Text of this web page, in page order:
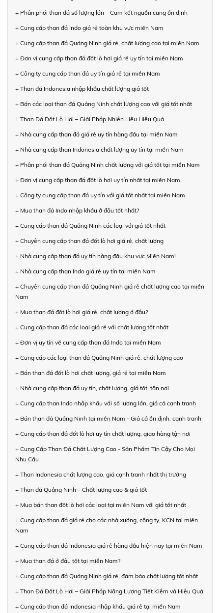
+ Phân phối than đá số lượng lớn – Cam kết nguồn cung ổn định
+ Cung cấp than đá Indo giá rẻ toàn khu vực miền Nam
+ Cung cấp than đá Quảng Ninh giá rẻ, chất lượng cao tại miền Nam
+ Đơn vị cung cấp than đá đốt lò hơi giá rẻ uy tín tại miền Nam
+ Công ty cung cấp than đá uy tín giá rẻ tại miền Nam
+ Than đá Indonesia nhập khẩu chất lượng giá tốt
+ Bán các loại than đá Quảng Ninh chất lượng cao với giá tốt nhất
+ Than Đá Đốt Lò Hơi – Giải Pháp Nhiên Liệu Hiệu Quả
+ Nhà cung cấp than đá giá rẻ uy tín hàng đầu tại miền Nam
+ Nhà cung cấp than Indonesia chất lượng uy tín tại miền Nam
+ Phân phối than đá Quảng Ninh chất lượng với giá tốt tại miền Nam
+ Đơn vị cung cấp than đá đốt lò hơi uy tín nhất tại miền Nam
+ Công ty cung cấp than đá uy tín với giá tốt nhất tại miền Nam
+ Mua than đá Indo nhập khẩu ở đâu tốt nhất?
+ Cung cấp than đá Quảng Ninh các loại với giá tốt nhất
+ Chuyên cung cấp than đá đốt lò hơi giá rẻ, chất lượng
+ Nhà cung cấp than đá uy tín hàng đầu khu vực Miền Nam!
+ Nhà cung cấp than Indo giá rẻ uy tín tại miền Nam
+ Chuyên cung cấp than đá Quảng Ninh giá rẻ chất lượng cao tại miền
Nam
+ Mua than đá đốt lò hơi giá rẻ, chất lượng ở đâu?
+ Cung cấp than đá các loại giá rẻ với chất lượng tốt nhất
+ Đơn vị uy tín về cung cấp than đá Indo tại miền Nam
+ Cung cấp các loại than đá Quảng Ninh giá rẻ, chất lượng cao
+ Bán than đá đốt lò hơi chất lượng, giá rẻ tại miền Nam
+ Nhà cung cấp than đá uy tín, chất lượng, giá tốt, tận nơi
+ Cung cấp than Indo nhập khẩu với số lượng lớn, giá cả cạnh tranh
+ Bán than đá Quảng Ninh tại miền Nam - Giá cả ổn định, cạnh tranh
+ Cung cấp than đá đốt lò hơi uy tín chất lượng, giao hàng tận nơi
+ Cung Cấp Than Đá Chất Lượng Cao - Sản Phẩm Tin Cậy Cho Mọi
Nhu Cầu
+ Than Indonesia chất lượng cao, giá cạnh tranh nhất thị trường
+ Than đá Quảng Ninh – Chất lượng cao & giá tốt
+ Mua bán than đốt lò hơi các loại tại miền Nam với giá tốt nhất
+ Cung cấp than đá giá rẻ cho các nhà xưởng, công ty, KCN tại miền
Nam
+ Cung cấp than đá Indonesia giá rẻ hàng đầu hiện nay tại miền Nam
+ Mua than đá ở đâu tốt tại miền Nam?
+ Cung cấp than đá Quảng Ninh giá rẻ, đảm bảo chất lượng tốt nhất
+ Than Đá Đốt Lò Hơi – Giải Pháp Năng Lượng Tiết Kiệm và Hiệu Quả
+ Cung cấp than đá Indonesia nhập khẩu giá rẻ tại miền Nam